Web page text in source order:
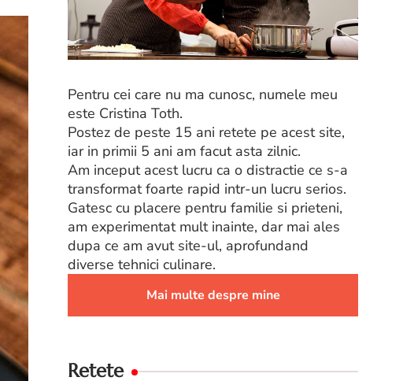
Pentru cei care nu ma cunosc, numele meu
este Cristina Toth.
Postez de peste 15 ani retete pe acest site,
iar in primii 5 ani am facut asta zilnic.
Am inceput acest lucru ca o distractie ce s-a
transformat foarte rapid intr-un lucru serios.
Gatesc cu placere pentru familie si prieteni,
am experimentat mult inainte, dar mai ales
dupa ce am avut site-ul, aprofundand
diverse tehnici culinare.
Mai multe despre mine
Retete